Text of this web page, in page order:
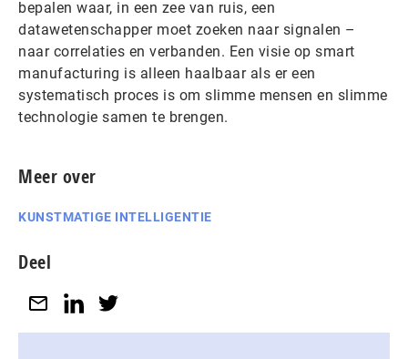
bepalen waar, in een zee van ruis, een
datawetenschapper moet zoeken naar signalen –
naar correlaties en verbanden. Een visie op smart
manufacturing is alleen haalbaar als er een
systematisch proces is om slimme mensen en slimme
technologie samen te brengen.
Meer over
KUNSTMATIGE INTELLIGENTIE
Deel